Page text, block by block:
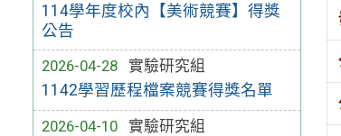
114學年度校內【美術競賽】得獎
公告
2026-04-28
實驗研究組
1142學習歷程檔案競賽得獎名單
2026-04-10
實驗研究組